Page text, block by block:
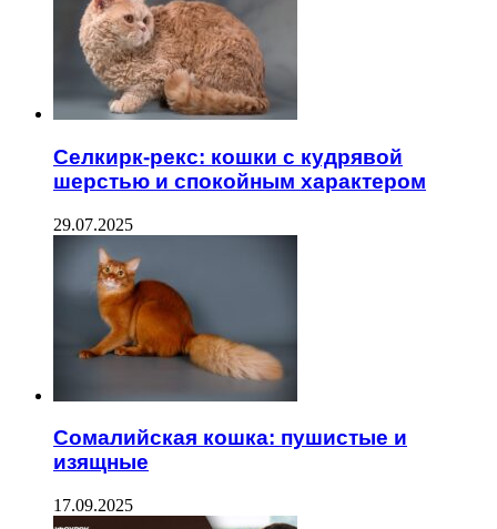
Селкирк-рекс: кошки с кудрявой
шерстью и спокойным характером
29.07.2025
Сомалийская кошка: пушистые и
изящные
17.09.2025